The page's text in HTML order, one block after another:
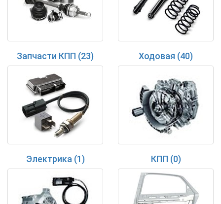
Запчасти КПП (23) Ходовая (40)
Электрика (1) КПП (0)